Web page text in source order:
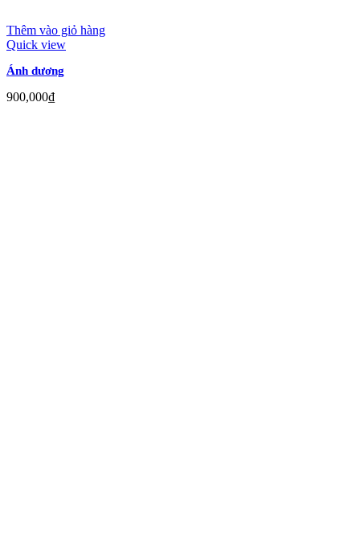
Thêm vào giỏ hàng
Quick view
Ánh dương
900,000₫